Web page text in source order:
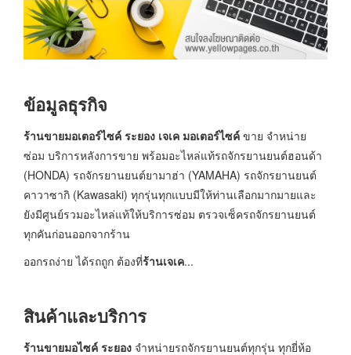
ข้อมูลธุรกิจ
ร้านขายมอเตอร์ไซค์ ระยอง เจเค มอเตอร์ไซค์ ขาย จำหน่าย
ซ่อม บริการหลังการขาย พร้อมอะไหล่แท้รถจักรยานยนต์ฮอนด้า
(HONDA) รถจักรยานยนต์ยามาฮ่า (YAMAHA) รถจักรยานยนต์
คาวาซากิ (Kawasaki) ทุกรุ่นทุกแบบมีให้ท่านเลือกมากมายและ
ยังมีศูนย์รวมอะไหล่แท้ให้บริการซ่อม ตรวจเซ็ครถจักรยานยนต์
ทุกคันก่อนออกจากร้าน
ออกรถง่าย ได้รถถูก ต้องที่ร้านเจเค...
สินค้าและบริการ
ร้านขายมอไซค์ ระยอง จำหน่ายรถจักรยานยนต์ทุกรุ่น ทุกยี่ห้อ